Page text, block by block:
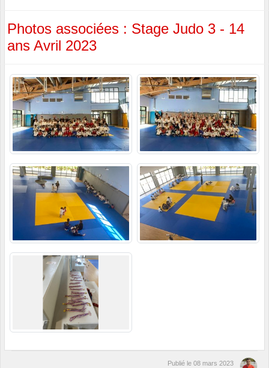
Photos associées : Stage Judo 3 - 14
ans Avril 2023
Publié le 08 mars 2023